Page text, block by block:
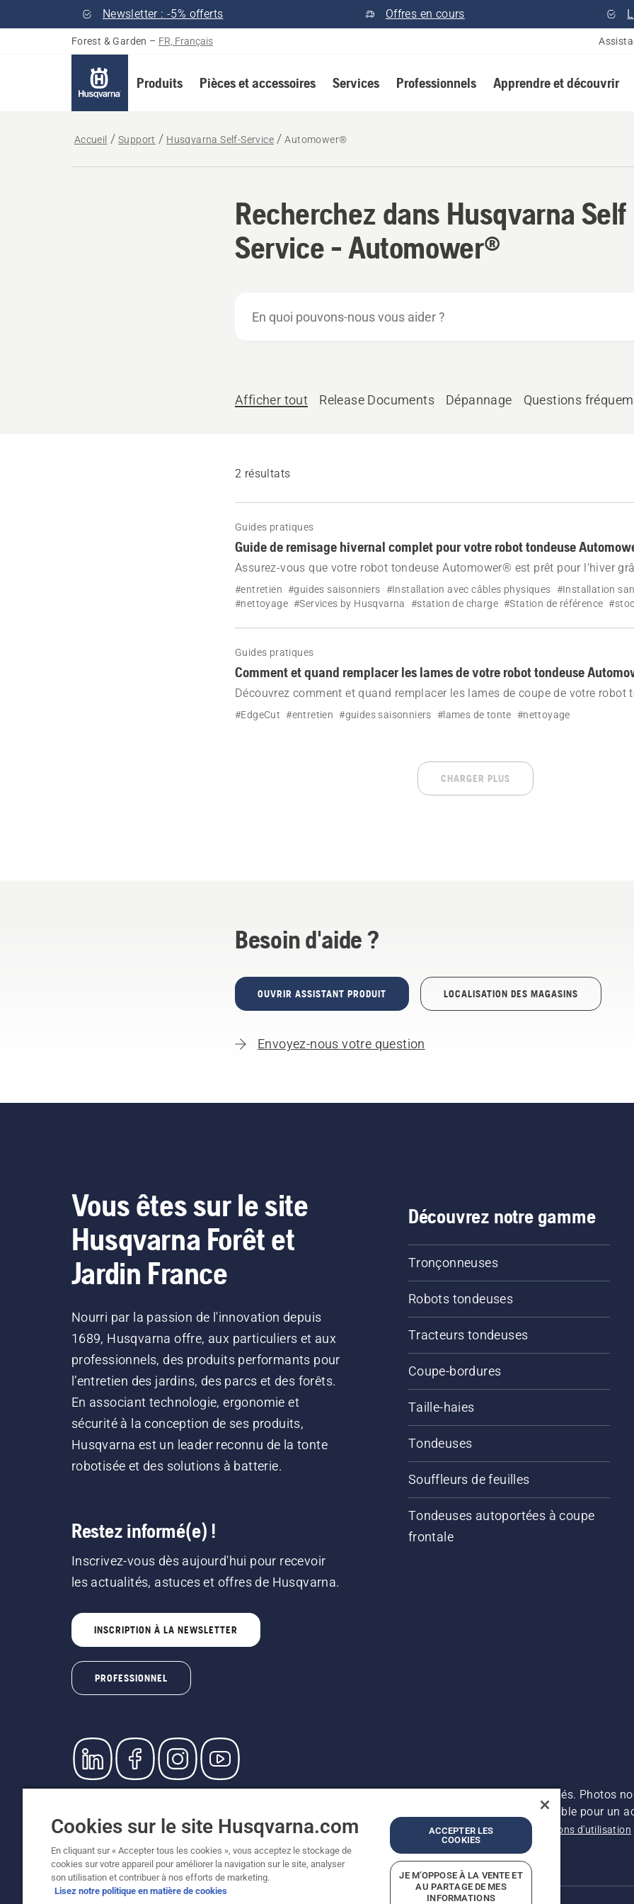
Newsletter : -5% offerts Offres en cours
Forest & Garden – FR, Français
Produits Pièces et accessoires Services Professionnels Apprendre et découvrir
Accueil Support Husqvarna Self-Service Automower®
Recherchez dans Husqvarna Self
Service - Automower®
quoi
aider ?
Afficher tout Release Documents Dépannage Questions
2 résultats
Guides pratiques
Guide de remisage hivernal complet pour votre robot tondeuse
Assurez-vous que votre robot tondeuse Automower® est prêt pour l'hiver
guide sur le remisage, l'entretien et les services proposés par les revendeurs,
protéger et de préserver votre robot tondeuse jusqu'au printemps.
#entretien #guides saisonniers #Installation avec câbles physiques #Installation
#nettoyage #Services by Husqvarna #station de charge #Station de référence
Guides pratiques
Comment et quand remplacer les lames de votre robot tondeuse
Découvrez comment et quand remplacer les lames de coupe de votre robot
Automower® avec ou sans EdgeCut.
#EdgeCut #entretien #guides saisonniers #lames de tonte #nettoyage
CHARGER PLUS
Besoin d'aide ?
OUVRIR ASSISTANT PRODUIT LOCALISATION DES MAGASINS
Envoyez-nous votre question
Vous êtes sur le site
Husqvarna Forêt et
Jardin France
Nourri par la passion de l'innovation depuis
1689, Husqvarna offre, aux particuliers et aux
professionnels, des produits performants pour
l’entretien des jardins, des parcs et des forêts.
En associant technologie, ergonomie et
sécurité à la conception de ses produits,
Husqvarna est un leader reconnu de la tonte
robotisée et des solutions à batterie.
Restez informé(e) !
Inscrivez-vous dès aujourd'hui pour recevoir
les actualités, astuces et offres de Husqvarna.
INSCRIPTION À LA NEWSLETTER
PROFESSIONNEL
Découvrez notre gamme
Tronçonneuses
Robots tondeuses
Tracteurs tondeuses
Coupe-bordures
Taille-haies
Tondeuses
Souffleurs de feuilles
Tondeuses autoportées à coupe
frontale
© Husqvarna AB (publ). Tous droits réservés. Les prix indiqués sont des prix de vente conseillés. Photos
prix indiqués sont des prix de vente recommandés (TVA incluse), sauf si le produit est disponible pour un
Conditions générales de vente Politique de retour Mentions légales Politique relative aux cookies Conditions d'utilisation
Égalité hommes femmes Signalement de violations présumées
Cookies sur le site Husqvarna.com
En cliquant sur « Accepter tous les cookies », vous acceptez le stockage de
cookies sur votre appareil pour améliorer la navigation sur le site, analyser
son utilisation et contribuer à nos efforts de marketing.
Lisez notre politique en matière de cookies
ACCEPTER LES
COOKIES
JE M’OPPOSE À LA VENTE ET
AU PARTAGE DE MES
INFORMATIONS